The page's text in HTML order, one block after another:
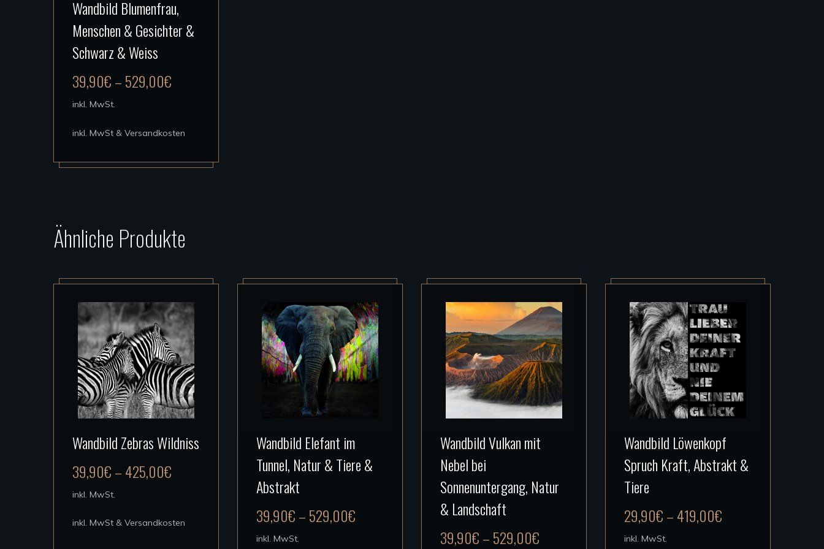
Produkt
weist
mehrere
auf.
können
werden
Wandbild Blumenfrau,
Menschen & Gesichter &
Schwarz & Weiss
39,90€–529,00€
inkl. MwSt.
inkl. MwSt & Versandkosten
Ähnliche Produkte
Produkt
mehrere
Wandbild Zebras Wildniss
39,90€–425,00€
inkl. MwSt.
inkl. MwSt & Versandkosten
Produkt
weist
auf.
Wandbild Elefant im
Tunnel, Natur & Tiere &
Abstrakt
39,90€–529,00€
inkl. MwSt.
Produkt
mehrere
Varianten
auf.
Die
Wandbild Vulkan mit
Nebel bei
Sonnenuntergang, Natur
& Landschaft
39,90€–529,00€
Produkt
weist
auf.
Wandbild Löwenkopf
Spruch Kraft, Abstrakt &
Tiere
29,90€–419,00€
inkl. MwSt.